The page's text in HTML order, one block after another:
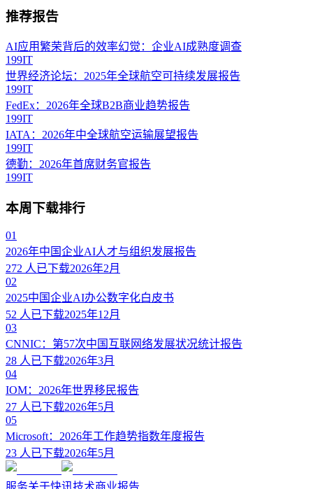
推荐报告
AI应用繁荣背后的效率幻觉：企业AI成熟度调查
199IT
世界经济论坛：2025年全球航空可持续发展报告
199IT
FedEx：2026年全球B2B商业趋势报告
199IT
IATA：2026年中全球航空运输展望报告
199IT
德勤：2026年首席财务官报告
199IT
本周下载排行
01
2026年中国企业AI人才与组织发展报告
272 人已下载2026年2月
02
2025中国企业AI办公数字化白皮书
52 人已下载2025年12月
03
CNNIC：第57次中国互联网络发展状况统计报告
28 人已下载2026年3月
04
IOM：2026年世界移民报告
27 人已下载2026年5月
05
Microsoft：2026年工作趋势指数年度报告
23 人已下载2026年5月
服务关于快讯技术商业报告